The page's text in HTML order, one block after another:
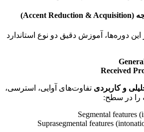
دوره‌ها، آموزش دقیق دو نوع استاندارد
Received
و کاربردی تفاوت‌های آوایی، استرسی،
را در سطح:
Segmental features
Suprasegmental features